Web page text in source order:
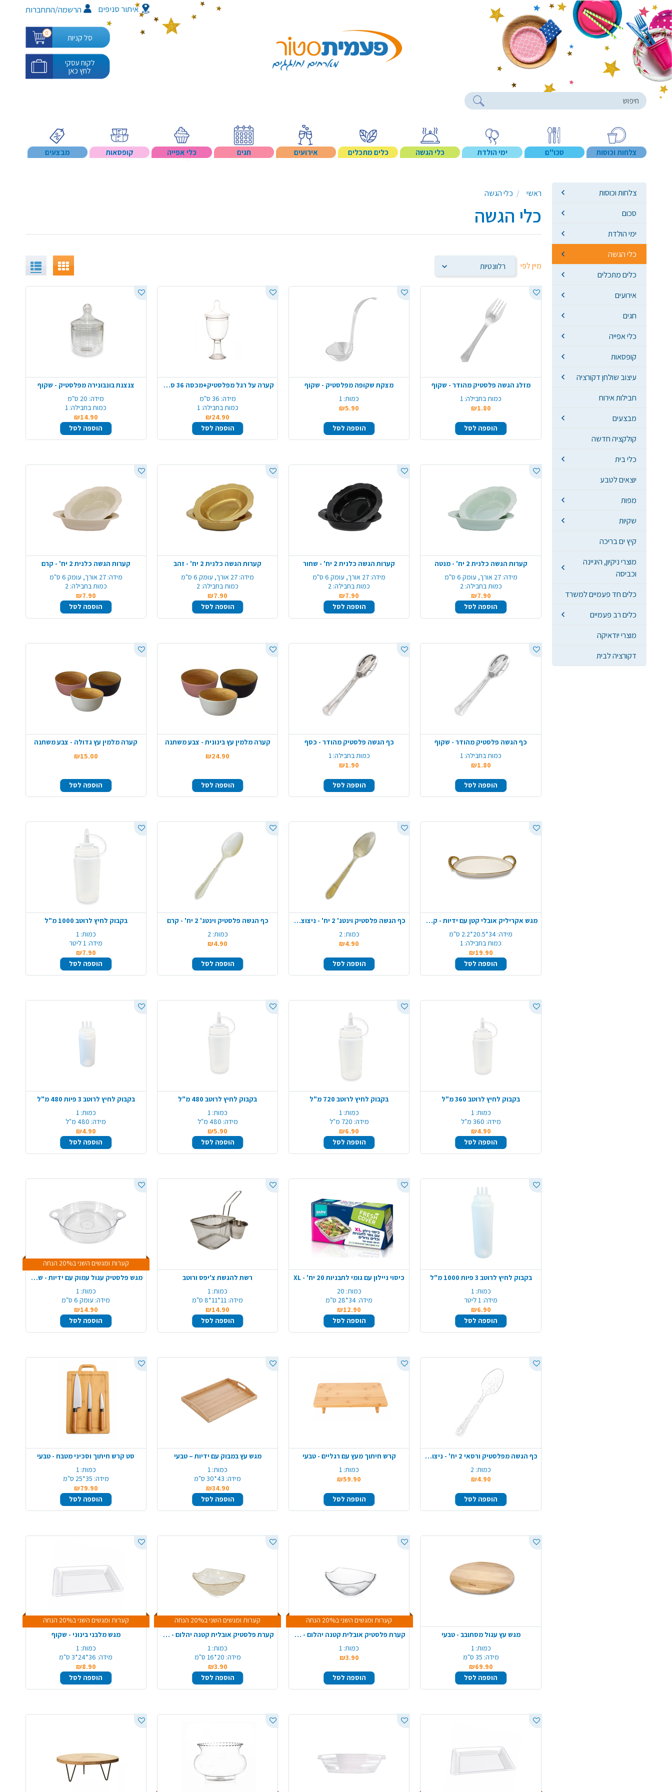
איתור סניפים הרשמה/התחברות
סל קניות 0
לקוח עסקי
לחץ כאן
Search products
צלחות וכוסות סכו"ם ימי הולדת כלי הגשה כלים מתכלים אירועים חגים כלי אפייה קופסאות מבצעים
צלחות וכוסות
סכום
ימי הולדת
כלי הגשה
כלים מתכלים
אירועים
חגים
כלי אפייה
קופסאות
עיצוב שולחן דקורציה
חבילות אירוח
מבצעים
קולקציה חדשה
כלי בית
יוצאים לטבע
מפות
שקיות
קיץ ים בריכה
מוצרי ניקיון, היגיינה
וכביסה
כלים חד פעמיים למשרד
כלים רב פעמיים
מוצרי יודאיקה
דקורציה לבית
ראשי כלי הגשה
כלי הגשה
מיין לפי
מזלג הגשה פלסטיק מהודר - שקוף
כמות בחבילה: 1
₪1.80
הוספה לסל
מצקת שקופה מפלסטיק - שקוף
כמות: 1
₪5.90
הוספה לסל
קערה על רגל מפלסטיק+מכסה 36 ס"מ - שקוף
מידה: 36 ס"מ
כמות בחבילה: 1
₪24.90
הוספה לסל
צנצנת בונבונירה מפלסטיק - שקוף
מידה: 20 ס"מ
כמות בחבילה: 1
₪14.90
הוספה לסל
קערות הגשה כלנית 2 יח' - מנטה
מידה: 27 אורך, עומק 6 ס"מ
כמות בחבילה: 2
₪7.90
הוספה לסל
קערות הגשה כלנית 2 יח' - שחור
מידה: 27 אורך, עומק 6 ס"מ
כמות בחבילה: 2
₪7.90
הוספה לסל
קערות הגשה כלנית 2 יח' - זהב
מידה: 27 אורך, עומק 6 ס"מ
כמות בחבילה: 2
₪7.90
הוספה לסל
קערות הגשה כלנית 2 יח' - קרם
מידה: 27 אורך, עומק 6 ס"מ
כמות בחבילה: 2
₪7.90
הוספה לסל
כף הגשה פלסטיק מהודר - שקוף
כמות בחבילה: 1
₪1.80
הוספה לסל
כף הגשה פלסטיק מהודר - כסף
כמות בחבילה: 1
₪1.90
הוספה לסל
קערה מלמין עץ בינונית - צבע משתנה
₪24.90
הוספה לסל
קערה מלמין עץ גדולה - צבע משתנה
₪15.00
הוספה לסל
מגש אקריליק אובלי קטן עם ידיות - קרם זהב
מידה: 34*20.5*2.2 ס"מ
כמות בחבילה: 1
₪19.90
הוספה לסל
כף הגשה פלסטיק וינטג' 2 יח' - ניצוצות זהב
כמות: 2
₪4.90
הוספה לסל
כף הגשה פלסטיק וינטג' 2 יח' - קרם
כמות: 2
₪4.90
הוספה לסל
בקבוק לחיץ לרוטב 1000 מ"ל
כמות: 1
מידה: 1 ליטר
₪7.90
הוספה לסל
בקבוק לחיץ לרוטב 360 מ"ל
כמות: 1
מידה: 360 מ"ל
₪4.90
הוספה לסל
בקבוק לחיץ לרוטב 720 מ"ל
כמות: 1
מידה: 720 מ"ל
₪6.90
הוספה לסל
בקבוק לחיץ לרוטב 480 מ"ל
כמות: 1
מידה: 480 מ"ל
₪5.90
הוספה לסל
בקבוק לחיץ לרוטב 3 פיות 480 מ"ל
כמות: 1
מידה: 480 מ"ל
₪4.90
הוספה לסל
בקבוק לחיץ לרוטב 3 פיות 1000 מ"ל
כמות: 1
מידה: 1 ליטר
₪6.90
הוספה לסל
כיסוי ניילון עם גומי לתבניות 20 יח' - XL
כמות: 20
מידה: 34*28 ס"מ
₪12.90
הוספה לסל
רשת להגשת צ'יפס ורוטב
כמות: 1
מידה: 11*11*8 ס"מ
₪14.90
הוספה לסל
קערות ומגשים השני ב20% הנחה
מגש פלסטיק עגול עמוק עם ידיות - שקוף
כמות: 1
מידה: עומק 6 ס"מ
₪14.90
הוספה לסל
כף הגשה מפלסטיק ורסאי 2 יח' - ניצוצות כסף
כמות: 2
₪4.90
הוספה לסל
קרש חיתוך מעץ עם רגליים - טבעי
כמות: 1
₪59.90
הוספה לסל
מגש עץ במבוק עם ידיות – טבעי
כמות: 1
מידה: 43*30 ס"מ
₪34.90
הוספה לסל
סט קרש חיתוך וסכיני מטבח - טבעי
כמות: 1
מידה: 35*25 ס"מ
₪79.90
הוספה לסל
מגש עץ עגול מסתובב - טבעי
כמות: 1
מידה: 35 ס"מ
₪69.90
הוספה לסל
קערות ומגשים השני ב20% הנחה
קערת פלסטיק אובלית קטנה יהלום - שקוף
כמות: 1
₪3.90
הוספה לסל
קערות ומגשים השני ב20% הנחה
קערת פלסטיק אובלית קטנה יהלום - ניצוצות זהב
כמות: 1
מידה: 20*16 ס"מ
₪3.90
הוספה לסל
קערות ומגשים השני ב20% הנחה
מגש מלבני בינוני - שקוף
כמות: 1
מידה: 36*24*3 ס"מ
₪8.90
הוספה לסל